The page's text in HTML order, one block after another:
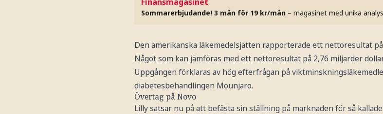
Sommarerbjudande! 3 mån för 19 kr/mån – magasinet med unika
Den amerikanska läkemedelsjätten rapporterade ett nettoresultat
Något som kan jämföras med ett nettoresultat på 2,76 miljarder
Uppgången förklaras av hög efterfrågan på
diabetesbehandlingen Mounjaro.
Övertag på Novo
Lilly satsar nu på att befästa sin ställning på marknaden för så